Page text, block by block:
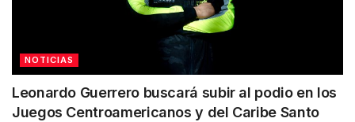
NOTICIAS
Leonardo Guerrero buscará subir al podio en los
Juegos Centroamericanos y del Caribe Santo